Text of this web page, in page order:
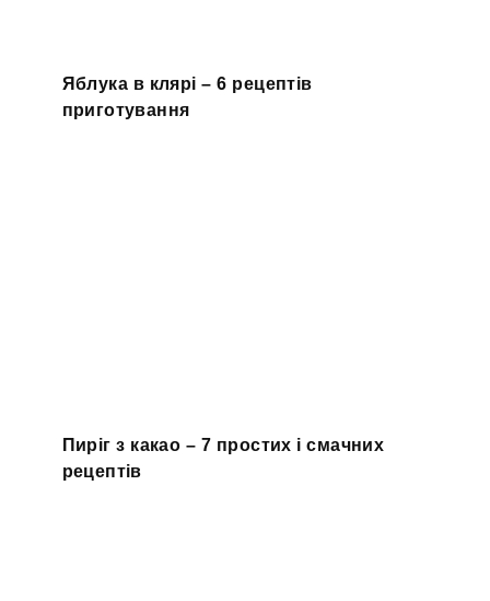
Яблука в клярі – 6 рецептів
приготування
Пиріг з какао – 7 простих і смачних
рецептів